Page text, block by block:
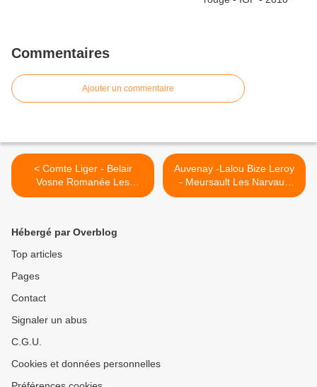
Commentaires
Ajouter un commentaire
< Comte Liger - Belair
Vosne Romanée Les
Reignots 2006
Auvenay -Lalou Bize Leroy
- Meursault Les Narvaux
2004 >
Hébergé par Overblog
Top articles
Pages
Contact
Signaler un abus
C.G.U.
Cookies et données personnelles